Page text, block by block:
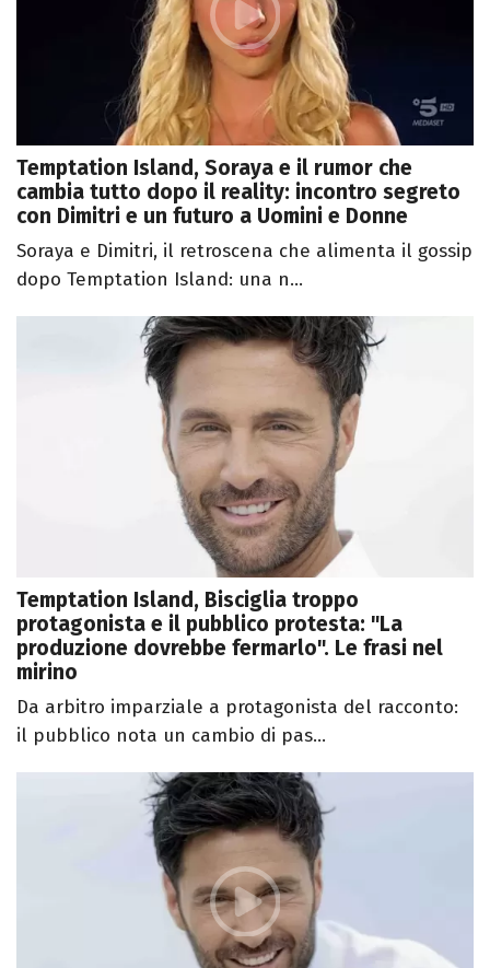
Temptation Island, Soraya e il rumor che
cambia tutto dopo il reality: incontro segreto
con Dimitri e un futuro a Uomini e Donne
Soraya e Dimitri, il retroscena che alimenta il gossip
dopo Temptation Island: una n...
Temptation Island, Bisciglia troppo
protagonista e il pubblico protesta: "La
produzione dovrebbe fermarlo". Le frasi nel
mirino
Da arbitro imparziale a protagonista del racconto:
il pubblico nota un cambio di pas...